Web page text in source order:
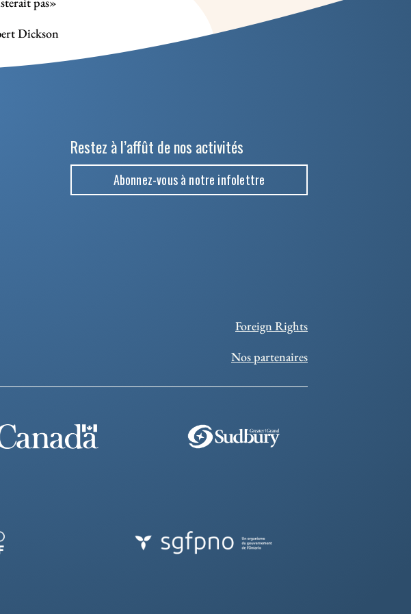
Restez à l’affût de nos activités
Abonnez-vous à notre infolettre
Foreign Rights
Nos partenaires